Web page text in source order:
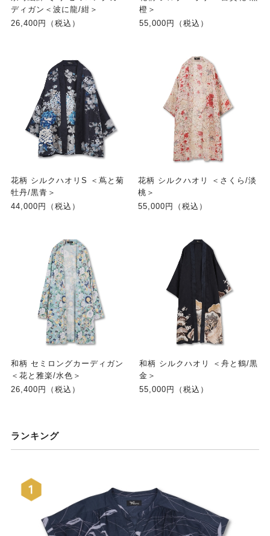
ディガン＜波に龍/紺＞
26,400円（税込）
橙＞
55,000円（税込）
花柄 シルクハオリS ＜蔦と菊
牡丹/黒青＞
44,000円（税込）
花柄 シルクハオリ ＜さくら/淡
桃＞
55,000円（税込）
和柄 セミロングカーディガン
＜花と雅楽/水色＞
26,400円（税込）
和柄 シルクハオリ ＜舟と鶴/黒
金＞
55,000円（税込）
ランキング